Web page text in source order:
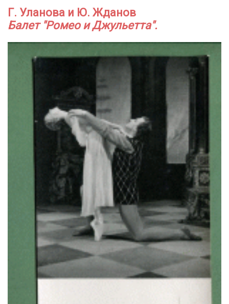
Г. Уланова и Ю. Жданов
Балет "Ромео и Джульетта".